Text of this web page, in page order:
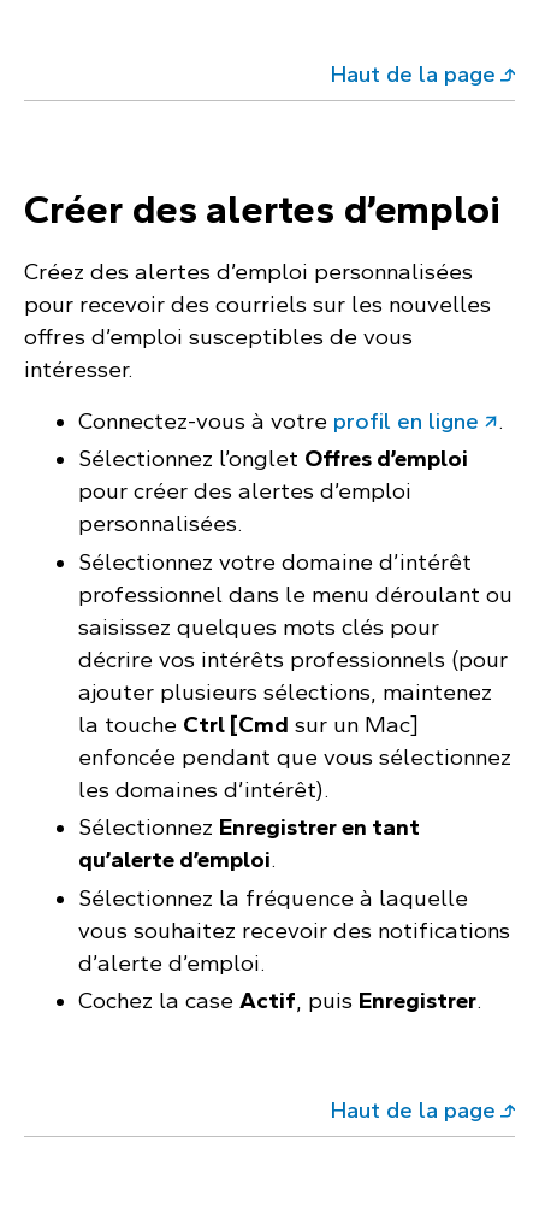
Haut de la page
Créer des alertes d’emploi
Créez des alertes d’emploi personnalisées
pour recevoir des courriels sur les nouvelles
offres d’emploi susceptibles de vous
intéresser.
Connectez-vous à votre profil en ligne
.
Sélectionnez l’onglet Offres d’emploi
pour créer des alertes d’emploi
personnalisées.
Sélectionnez votre domaine d’intérêt
professionnel dans le menu déroulant ou
saisissez quelques mots clés pour
décrire vos intérêts professionnels (pour
ajouter plusieurs sélections, maintenez
la touche Ctrl [Cmd sur un Mac]
enfoncée pendant que vous sélectionnez
les domaines d’intérêt).
Sélectionnez Enregistrer en tant
qu’alerte d’emploi.
Sélectionnez la fréquence à laquelle
vous souhaitez recevoir des notifications
d’alerte d’emploi.
Cochez la case Actif, puis Enregistrer.
Haut de la page